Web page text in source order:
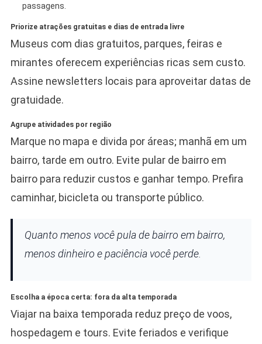
passagens.
Priorize atrações gratuitas e dias de entrada livre
Museus com dias gratuitos, parques, feiras e
mirantes oferecem experiências ricas sem custo.
Assine newsletters locais para aproveitar datas de
gratuidade.
Agrupe atividades por região
Marque no mapa e divida por áreas; manhã em um
bairro, tarde em outro. Evite pular de bairro em
bairro para reduzir custos e ganhar tempo. Prefira
caminhar, bicicleta ou transporte público.
Quanto menos você pula de bairro em bairro,
menos dinheiro e paciência você perde.
Escolha a época certa: fora da alta temporada
Viajar na baixa temporada reduz preço de voos,
hospedagem e tours. Evite feriados e verifique